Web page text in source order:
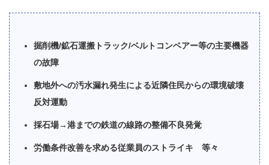
掘削機/鉱石運搬トラック/ベルトコンベアー等の主要機器
の故障
敷地外への汚水漏れ発生による近隣住民からの環境破壊
反対運動
採石場→港までの鉄道の線路の整備不良発覚
労働条件改善を求める従業員のストライキ 等々